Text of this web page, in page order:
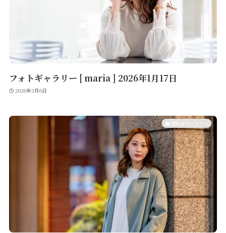
フォトギャラリー [ maria ] 2026年1月17日
2026年3月6日
撮影会ギャラリー